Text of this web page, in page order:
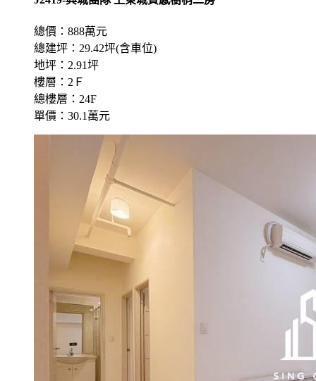
總價：888萬元
總建坪：29.42坪(含車位)
地坪：2.91坪
樓層：2Ｆ
總樓層：24F
單價：30.1萬元